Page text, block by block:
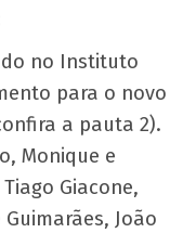
no Instituto
para o novo
a pauta 2).
Monique e
Giacone,
João